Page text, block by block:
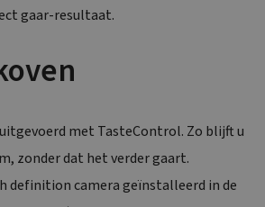
gaar-resultaat.
met TasteControl. Zo blijft u
zonder dat het verder gaart.
definition camera geïnstalleerd in de